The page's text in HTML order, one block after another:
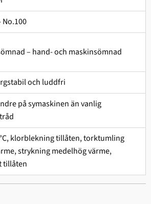
No.100
– hand- och maskinsömnad
och ludd­fri
på symaskinen än vanlig
klorblekning tillåten, torktumling
strykning medelhög värme,
tillåten